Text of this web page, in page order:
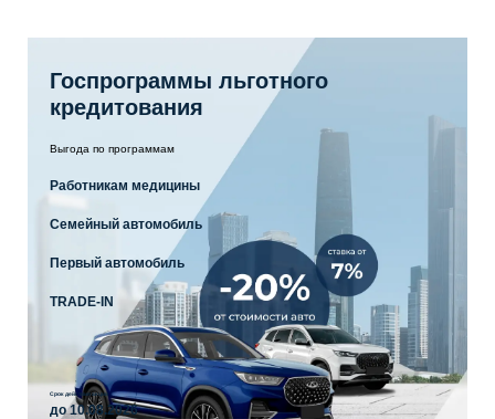
Госпрограммы льготного
кредитования
Выгода по программам
Работникам медицины
Семейный автомобиль
Первый автомобиль
TRADE-IN
Срок действия акции
до 10.08.2026